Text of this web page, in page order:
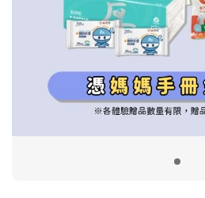
信誼基金會
2022信誼年度報告
2023信誼年度報告
2024信誼年度報告